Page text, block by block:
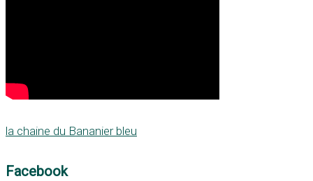
la chaine du Bananier bleu
Facebook